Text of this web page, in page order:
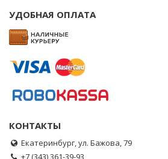
УДОБНАЯ ОПЛАТА
КОНТАКТЫ
Екатеринбург, ул. Бажова, 79
+7 (343) 361-39-93